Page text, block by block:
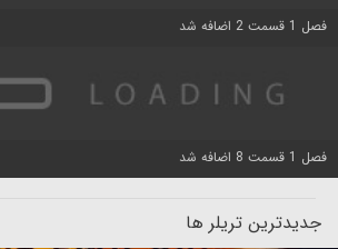
فصل 1 قسمت 2 اضافه شد
فصل 1 قسمت 8 اضافه شد
جدیدترین تریلر ها